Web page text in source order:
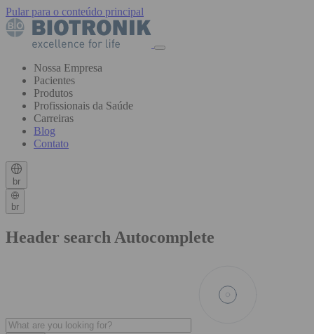
Pular para o conteúdo principal
Nossa Empresa
Pacientes
Produtos
Profissionais da Saúde
Carreiras
Blog
Contato
br
br
Header search Autocomplete